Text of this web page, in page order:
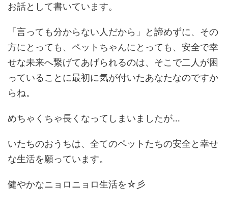
お話として書いています。
「言っても分からない人だから」と諦めずに、その
方にとっても、ペットちゃんにとっても、安全で幸
せな未来へ繋げてあげられるのは、そこで二人が困
っていることに最初に気が付いたあなたなのですか
らね。
めちゃくちゃ長くなってしまいましたが…
いたちのおうちは、全てのペットたちの安全と幸せ
な生活を願っています。
健やかなニョロニョロ生活を☆彡